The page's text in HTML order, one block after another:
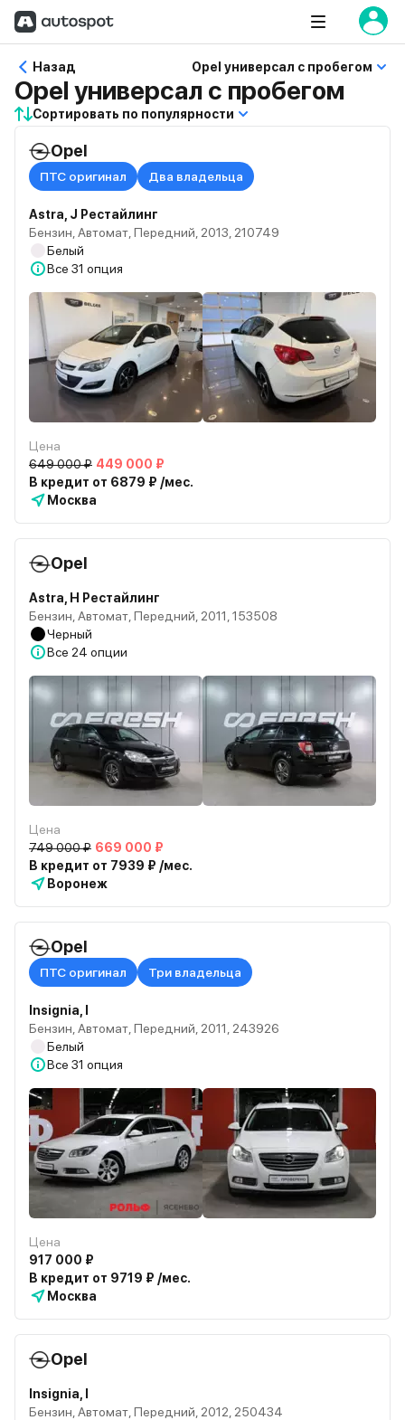
Назад Opel универсал с пробегом
Opel универсал с пробегом
Сортировать по популярности
Opel
ПТС оригинал Два владельца
Astra, J Рестайлинг
Бензин, Автомат, Передний, 2013, 210749
Белый
Все 31 опция
Цена
649 000 ₽ 449 000 ₽
В кредит от 6879 ₽ /мес.
Москва
Opel
Astra, H Рестайлинг
Бензин, Автомат, Передний, 2011, 153508
Черный
Все 24 опции
Цена
749 000 ₽ 669 000 ₽
В кредит от 7939 ₽ /мес.
Воронеж
Opel
ПТС оригинал Три владельца
Insignia, I
Бензин, Автомат, Передний, 2011, 243926
Белый
Все 31 опция
Цена
917 000 ₽
В кредит от 9719 ₽ /мес.
Москва
Opel
Insignia, I
Бензин, Автомат, Передний, 2012, 250434